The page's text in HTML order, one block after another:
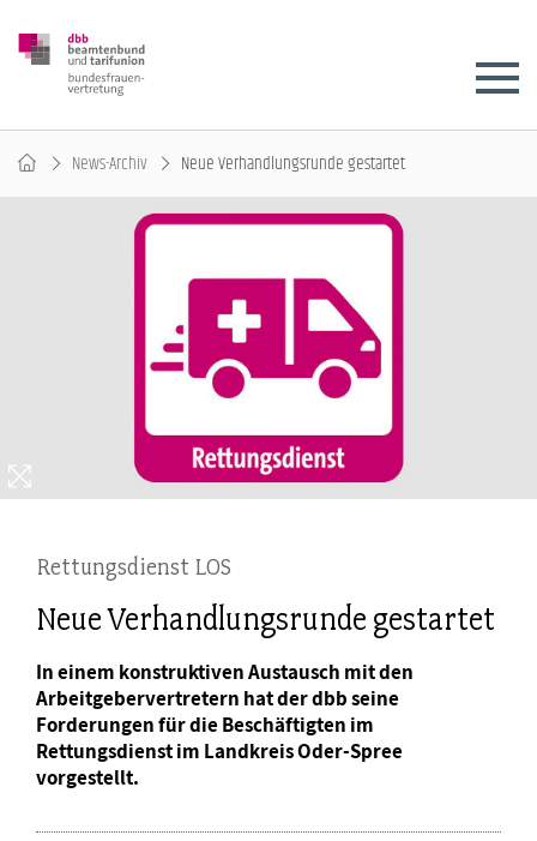
News-Archiv Neue Verhandlungsrunde gestartet
Rettungsdienst LOS
Neue Verhandlungsrunde gestartet
In einem konstruktiven Austausch mit den
Arbeitgebervertretern hat der dbb seine
Forderungen für die Beschäftigten im
Rettungsdienst im Landkreis Oder-Spree
vorgestellt.